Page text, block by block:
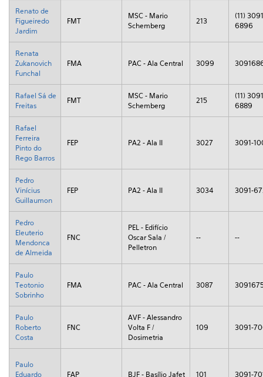
Renato de
Figueiredo
Jardim
FMT
MSC - Mario
Schemberg
213
(11)
6896
Renata
Zukanovich
Funchal
FMA PAC - Ala Central 3099
Rafael Sá de
Freitas
FMT
MSC - Mario
Schemberg
215
(11)
6889
Rafael
Ferreira
Pinto do
Rego Barros
FEP PA2 - Ala II 3027 3091-
Pedro
Vinícius
Guillaumon
FEP PA2 - Ala II 3034 3091-
Pedro
Eleuterio
Mendonca
de Almeida
FNC
PEL - Edifício
Oscar Sala /
Pelletron
-- --
Paulo
Teotonio
Sobrinho
FMA PAC - Ala Central 3087
Paulo
Roberto
Costa
FNC
AVF - Alessandro
Volta F /
Dosimetria
109 3091-
Paulo
Eduardo
FAP BJF - Basílio Jafet 101 3091-